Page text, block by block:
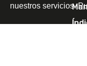
nuestros servicios.